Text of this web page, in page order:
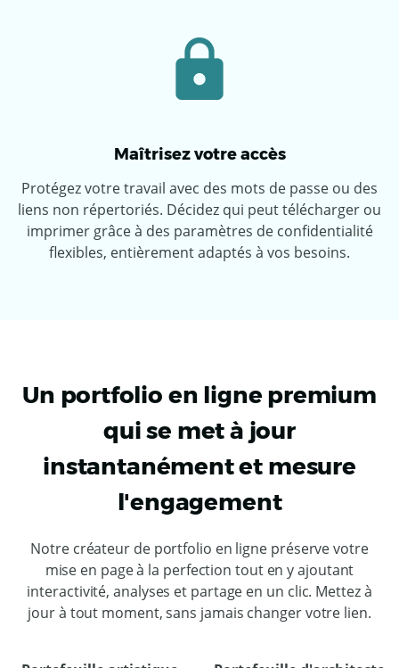
Maîtrisez votre accès
Protégez votre travail avec des mots de passe ou des
liens non répertoriés. Décidez qui peut télécharger ou
imprimer grâce à des paramètres de confidentialité
flexibles, entièrement adaptés à vos besoins.
Un portfolio en ligne premium
qui se met à jour
instantanément et mesure
l'engagement
Notre créateur de portfolio en ligne préserve votre
mise en page à la perfection tout en y ajoutant
interactivité, analyses et partage en un clic. Mettez à
jour à tout moment, sans jamais changer votre lien.